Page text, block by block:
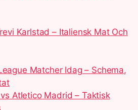
Karlstad – Italiensk Mat Och
Matcher Idag – Schema,
Atletico Madrid – Taktisk